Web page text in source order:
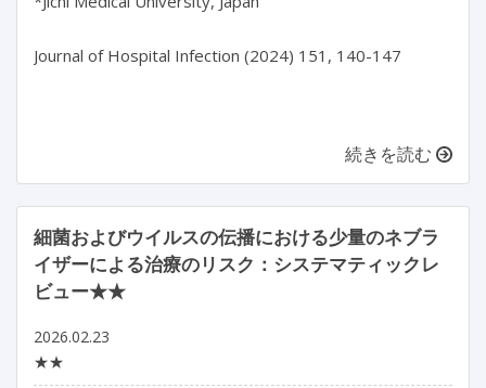
Journal of Hospital Infection (2024) 151, 140-147
続きを読む
細菌およびウイルスの伝播における少量のネブラ
イザーによる治療のリスク：システマティックレ
ビュー★★
2026.02.23
★★